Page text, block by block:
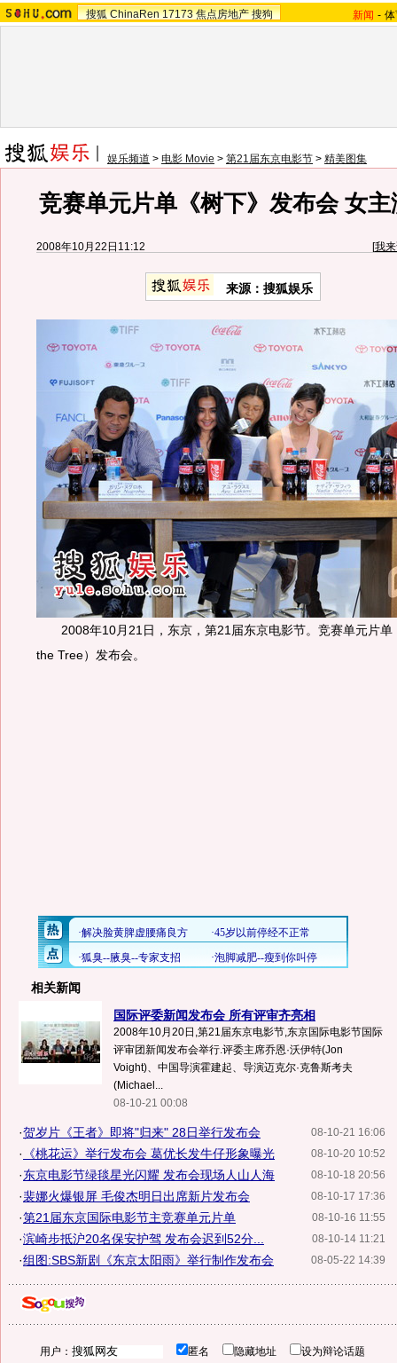
搜狐 ChinaRen 17173 焦点房地产 搜狗 新闻 -
娱乐频道 > 电影 Movie > 第21届东京电影节 > 精美图集
竞赛单元片单《树下》发布会 女
2008年10月22日11:12 [我
来源：搜狐娱乐
2008年10月21日，东京，第21届东京电影节。竞赛单元片单
the Tree）发布会。
相关新闻
国际评委新闻发布会 所有评审齐亮相
2008年10月20日,第21届东京电影节,东京国际电影节国际
评审团新闻发布会举行.评委主席乔恩·沃伊特(Jon
Voight)、中国导演霍建起、导演迈克尔·克鲁斯考夫
(Michael...
08-10-21 00:08
08-10-21 16:06
·贺岁片《王者》即将"归来" 28日举行发布会
08-10-20 10:52
· 《桃花运》举行发布会 葛优长发牛仔形象曝光
08-10-18 20:56
·东京电影节绿毯星光闪耀 发布会现场人山人海
08-10-17 17:36
·裴娜火爆银屏 毛俊杰明日出席新片发布会
08-10-16 11:55
·第21届东京国际电影节主竞赛单元片单
08-10-14 11:21
·滨崎步抵沪20名保安护驾 发布会迟到52分...
08-05-22 14:39
·组图:SBS新剧《东京太阳雨》举行制作发布会
用户： 匿名 隐藏地址 设为辩论话题